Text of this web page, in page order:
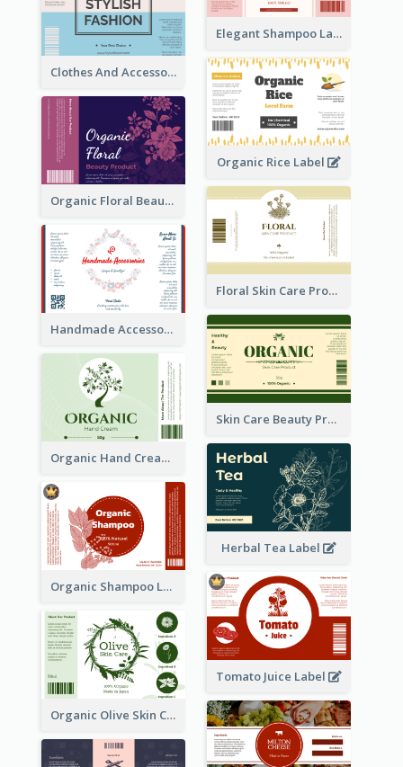
Elegant Shampoo Label
Clothes And Accessories Label
Organic Rice Label
Organic Floral Beauty Product Label
Floral Skin Care Product Label
Handmade Accessories Label
Skin Care Beauty Product Label
Organic Hand Cream Label
Herbal Tea Label
Organic Shampoo Label
Tomato Juice Label
Organic Olive Skin Care Label